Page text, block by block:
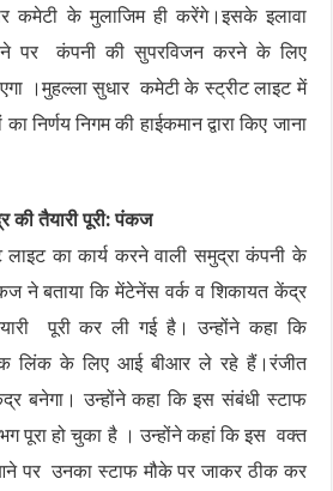
के मुलाजिम ही करेंगे।इसके इलावा
पर कंपनी की सुपरविजन करने के लिए
।मुहल्ला सुधार कमेटी के स्ट्रीट लाइट में
निर्णय निगम की हाईकमान द्वारा किए जाना
की तैयारी पूरी: पंकज
लाइट का कार्य करने वाली समुद्रा कंपनी के
ने बताया कि मेंटेनेंस वर्क व शिकायत केंद्र
पूरी कर ली गई है। उन्होंने कहा कि
लिंक के लिए आई बीआर ले रहे हैं।रंजीत
बनेगा। उन्होंने कहा कि इस संबंधी स्टाफ
पूरा हो चुका है । उन्होंने कहां कि इस वक्त
पर उनका स्टाफ मौके पर जाकर ठीक कर